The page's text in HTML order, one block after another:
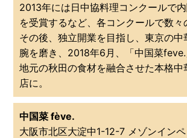
2013年には日中協料理コンクールで
を受賞するなど、各コンクールで数々
その後、独立開業を目指し、東京の
腕を磨き、2018年6月、「中国菜feve.
地元の秋田の食材を融合させた本格中
店に。
中国菜 fève.
大阪市北区大淀中1-12-7 メゾンイン